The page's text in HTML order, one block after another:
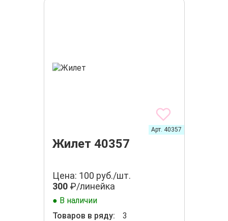
Жилет 40357
Арт. 40357
Цена: 100 руб./шт.
300₽/линейка
● В наличии
Товаров в ряду:
3